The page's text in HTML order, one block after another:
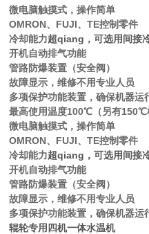
微电脑触摸式，操作简单
OMRON、FUJI、TE控制零件
冷却能力超qiang ，可选用间接
开机自动排气功能
管路防爆装置（安全阀）
故障显示，维修不用专业人员
多项保护功能装置，确保机器运
最高使用温度100℃（另有150℃
微电脑触摸式，操作简单
OMRON、FUJI、TE控制零件
冷却能力超qiang ，可选用间接
开机自动排气功能
管路防爆装置（安全阀）
故障显示，维修不用专业人员
多项保护功能装置，确保机器运
辊轮专用四机一体水温机